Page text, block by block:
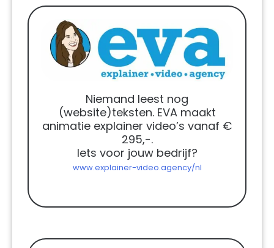
Niemand leest nog
(website)teksten. EVA maakt
animatie explainer video’s vanaf €
295,-.
Iets voor jouw bedrijf?
www.explainer-video.agency/nl